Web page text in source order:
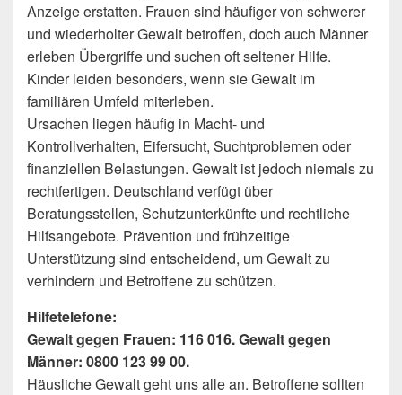
Anzeige erstatten. Frauen sind häufiger von schwerer
und wiederholter Gewalt betroffen, doch auch Männer
erleben Übergriffe und suchen oft seltener Hilfe.
Kinder leiden besonders, wenn sie Gewalt im
familiären Umfeld miterleben.
Ursachen liegen häufig in Macht- und
Kontrollverhalten, Eifersucht, Suchtproblemen oder
finanziellen Belastungen. Gewalt ist jedoch niemals zu
rechtfertigen. Deutschland verfügt über
Beratungsstellen, Schutzunterkünfte und rechtliche
Hilfsangebote. Prävention und frühzeitige
Unterstützung sind entscheidend, um Gewalt zu
verhindern und Betroffene zu schützen.
Hilfetelefone:
Gewalt gegen Frauen: 116 016. Gewalt gegen
Männer: 0800 123 99 00.
Häusliche Gewalt geht uns alle an. Betroffene sollten